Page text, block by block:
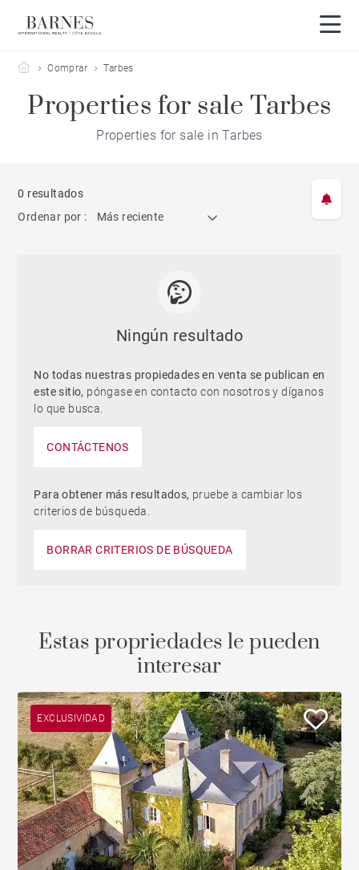
Barnes Côte Basque
Comprar Tarbes
Properties for sale Tarbes
Properties for sale in Tarbes
0 resultados
Ordenar por :
Más reciente
Ningún resultado
No todas nuestras propiedades en venta se publican en
este sitio, póngase en contacto con nosotros y díganos
lo que busca.
CONTÁCTENOS
Para obtener más resultados, pruebe a cambiar los
criterios de búsqueda.
BORRAR CRITERIOS DE BÚSQUEDA
Estas propriedades le pueden
interesar
EXCLUSIVIDAD